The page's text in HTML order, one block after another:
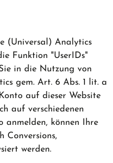
(Universal) Analytics
Funktion "UserIDs"
in die Nutzung von
gem. Art. 6 Abs. 1 lit. a
auf dieser Website
auf verschiedenen
anmelden, können Ihre
Conversions,
werden.